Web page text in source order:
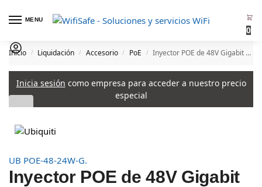
MENU
0
Inicio / Liquidación / Accesorio / PoE / Inyector POE de 48V Gigabit Ubiquiti para CPEs gigabit de Ubiqui Gigabit
Inicia sesión como empresa para acceder a nuestro precio
especial
UB POE-48-24W-G.
Inyector POE de 48V Gigabit